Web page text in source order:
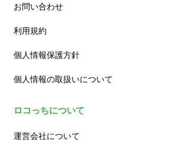
お問い合わせ
利用規約
個人情報保護方針
個人情報の取扱いについて
ロコっちについて
運営会社について